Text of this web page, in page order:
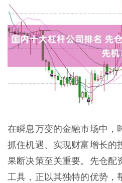
在瞬息万变的金融市场中，
抓住机遇、实现财富增长的
果断决策至关重要。先仓配
工具，正以其独特的优势，